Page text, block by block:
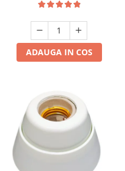
ADAUGA IN COS